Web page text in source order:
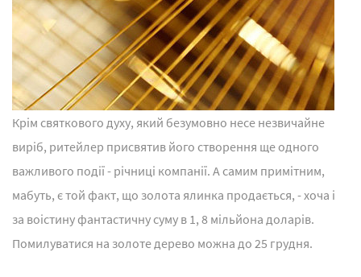
Крім святкового духу, який безумовно несе незвичайне
виріб, ритейлер присвятив його створення ще одного
важливого події - річниці компанії. А самим примітним,
мабуть, є той факт, що золота ялинка продається, - хоча і
за воістину фантастичну суму в 1, 8 мільйона доларів.
Помилуватися на золоте дерево можна до 25 грудня.